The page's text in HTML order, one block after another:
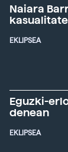
Naiara
EKLIPSEA
Eguzki-
denean
EKLIPSEA